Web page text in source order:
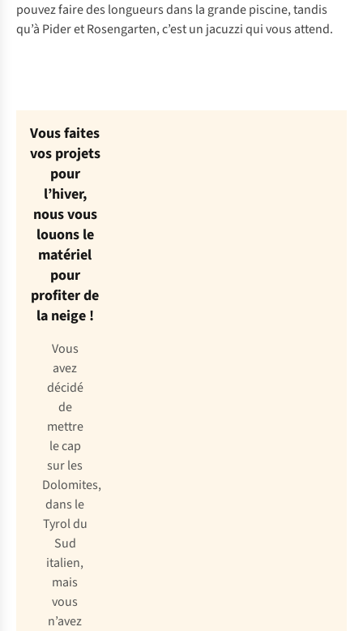
pouvez faire des longueurs dans la grande piscine, tandis
qu’à Pider et Rosengarten, c’est un jacuzzi qui vous attend.
Vous faites
vos projets
pour
l’hiver,
nous vous
louons le
matériel
pour
profiter de
la neige !
Vous
avez
décidé
de
mettre
le cap
sur les
Dolomites,
dans le
Tyrol du
Sud
italien,
mais
vous
n’avez